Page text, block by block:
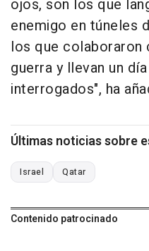
ojos, son los que
enemigo en túneles
los que colaboraron
guerra y llevan un
interrogados", ha
Últimas noticias sobre
Israel Qatar
Contenido patrocinado